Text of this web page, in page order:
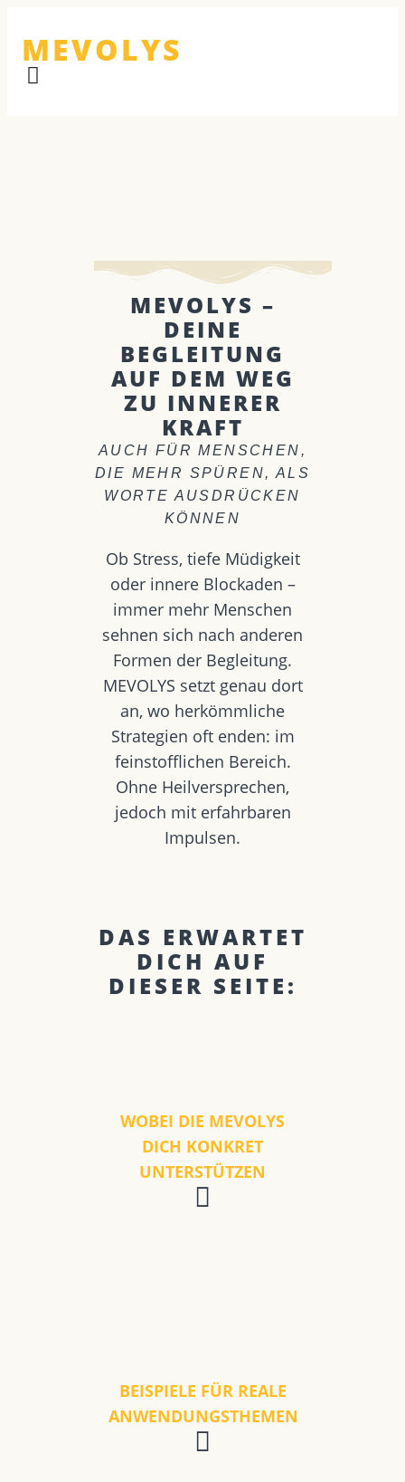
MEVOLYS
MEVOLYS –
DEINE
BEGLEITUNG
AUF DEM WEG
ZU INNERER
KRAFT
AUCH FÜR MENSCHEN,
DIE MEHR SPÜREN, ALS
WORTE AUSDRÜCKEN
KÖNNEN
Ob Stress, tiefe Müdigkeit
oder innere Blockaden –
immer mehr Menschen
sehnen sich nach anderen
Formen der Begleitung.
MEVOLYS setzt genau dort
an, wo herkömmliche
Strategien oft enden: im
feinstofflichen Bereich.
Ohne Heilversprechen,
jedoch mit erfahrbaren
Impulsen.
DAS ERWARTET
DICH AUF
DIESER SEITE:
WOBEI DIE MEVOLYS
DICH KONKRET
UNTERSTÜTZEN
BEISPIELE FÜR REALE
ANWENDUNGSTHEMEN